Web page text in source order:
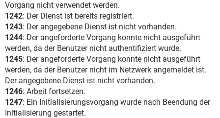
Vorgang nicht verwendet werden.
1242: Der Dienst ist bereits registriert.
1243: Der angegebene Dienst ist nicht vorhanden.
1244: Der angeforderte Vorgang konnte nicht ausgeführt
werden, da der Benutzer nicht authentifiziert wurde.
1245: Der angeforderte Vorgang konnte nicht ausgeführt
werden, da der Benutzer nicht im Netzwerk angemeldet ist.
Der angegebene Dienst ist nicht vorhanden.
1246: Arbeit fortsetzen.
1247: Ein Initialisierungsvorgang wurde nach Beendung der
Initialisierung gestartet.